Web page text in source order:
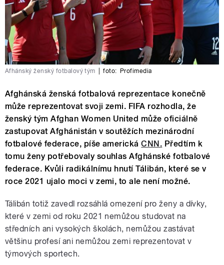
Afhánský ženský fotbalový tým foto: Profimedia
Afghánská ženská fotbalová reprezentace konečně
může reprezentovat svoji zemi. FIFA rozhodla, že
ženský tým Afghan Women United může oficiálně
zastupovat Afghánistán v soutěžích mezinárodní
fotbalové federace, píše americkáCNN. Předtím k
tomu ženy potřebovaly souhlas Afghánské fotbalové
federace. Kvůli radikálnímu hnutí Tálibán, které se v
roce 2021 ujalo moci v zemi, to ale není možné.
Tálibán totiž zavedl rozsáhlá omezení pro ženy a dívky,
které v zemi od roku 2021 nemůžou studovat na
středních ani vysokých školách, nemůžou zastávat
většinu profesí ani nemůžou zemi reprezentovat v
týmových sportech.